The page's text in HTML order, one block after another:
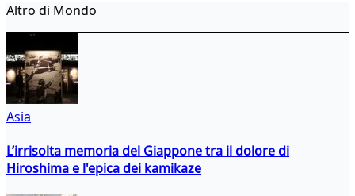
Altro di Mondo
Asia
L’irrisolta memoria del Giappone tra il dolore di
Hiroshima e l'epica dei kamikaze